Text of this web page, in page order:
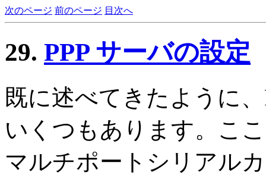
次のページ 前のページ 目次へ
29. PPP サーバの設定
既に述べてきたように
いくつもあります。こ
マルチポートシリアル